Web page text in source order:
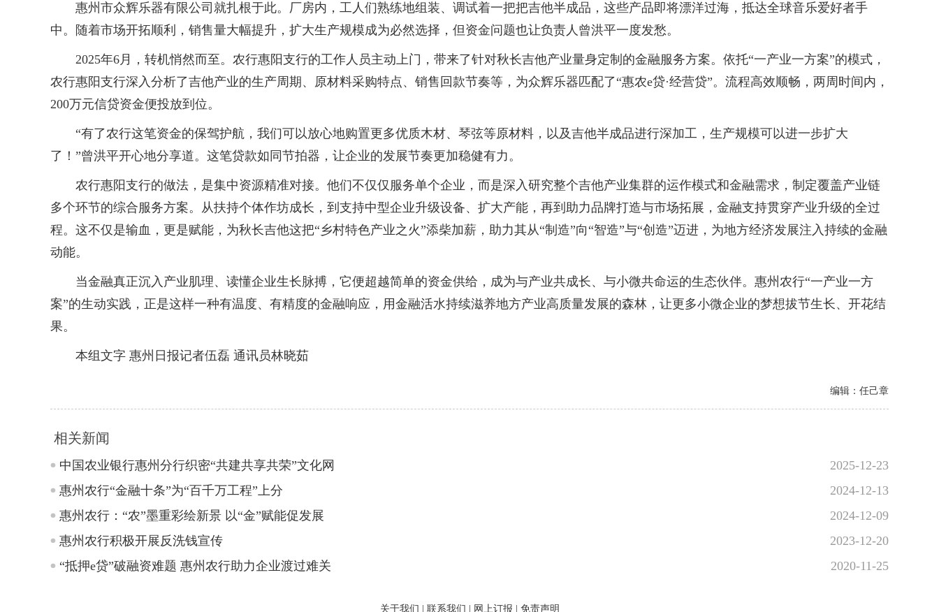
惠州市众辉乐器有限公司就扎根于此。厂房内，工人们熟练地组装、调试着一把把吉他半成品，这些产品即将漂洋过海，抵达全球音乐爱好者手
中。随着市场开拓顺利，销售量大幅提升，扩大生产规模成为必然选择，但资金问题也让负责人曾洪平一度发愁。
2025年6月，转机悄然而至。农行惠阳支行的工作人员主动上门，带来了针对秋长吉他产业量身定制的金融服务方案。依托“一产业一方案”的模式，
农行惠阳支行深入分析了吉他产业的生产周期、原材料采购特点、销售回款节奏等，为众辉乐器匹配了“惠农e贷·经营贷”。流程高效顺畅，两周时间内，
200万元信贷资金便投放到位。
“有了农行这笔资金的保驾护航，我们可以放心地购置更多优质木材、琴弦等原材料，以及吉他半成品进行深加工，生产规模可以进一步扩大
了！”曾洪平开心地分享道。这笔贷款如同节拍器，让企业的发展节奏更加稳健有力。
农行惠阳支行的做法，是集中资源精准对接。他们不仅仅服务单个企业，而是深入研究整个吉他产业集群的运作模式和金融需求，制定覆盖产业链
多个环节的综合服务方案。从扶持个体作坊成长，到支持中型企业升级设备、扩大产能，再到助力品牌打造与市场拓展，金融支持贯穿产业升级的全过
程。这不仅是输血，更是赋能，为秋长吉他这把“乡村特色产业之火”添柴加薪，助力其从“制造”向“智造”与“创造”迈进，为地方经济发展注入持续的金融
动能。
当金融真正沉入产业肌理、读懂企业生长脉搏，它便超越简单的资金供给，成为与产业共成长、与小微共命运的生态伙伴。惠州农行“一产业一方
案”的生动实践，正是这样一种有温度、有精度的金融响应，用金融活水持续滋养地方产业高质量发展的森林，让更多小微企业的梦想拔节生长、开花结
果。
本组文字 惠州日报记者伍磊 通讯员林晓茹
编辑：任己章
相关新闻
中国农业银行惠州分行织密“共建共享共荣”文化网
2025-12-23
惠州农行“金融十条”为“百千万工程”上分
2024-12-13
惠州农行：“农”墨重彩绘新景 以“金”赋能促发展
2024-12-09
惠州农行积极开展反洗钱宣传
2023-12-20
“抵押e贷”破融资难题 惠州农行助力企业渡过难关
2020-11-25
关于我们 联系我们 网上订报 免责声明